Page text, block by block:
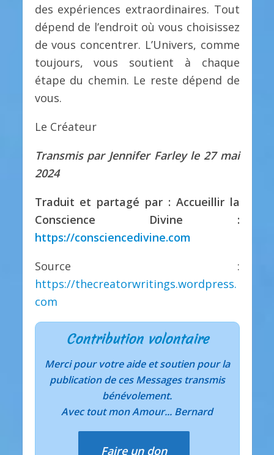
des expériences extraordinaires. Tout
dépend de l’endroit où vous choisissez
de vous concentrer. L’Univers, comme
toujours, vous soutient à chaque
étape du chemin. Le reste dépend de
vous.
Le Créateur
Transmis par Jennifer Farley le 27 mai
2024
Traduit et partagé par : Accueillir la
Conscience Divine :
https://consciencedivine.com
Source :
https://thecreatorwritings.wordpress.
com
Contribution volontaire
Merci pour votre aide et soutien pour la
publication de ces Messages transmis
bénévolement.
Avec tout mon Amour... Bernard
Faire un don